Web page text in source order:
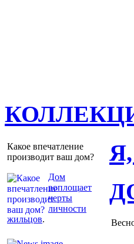
Какое впечатление
производит ваш дом?
Дом
воплощает
черты
личности
жильцов.